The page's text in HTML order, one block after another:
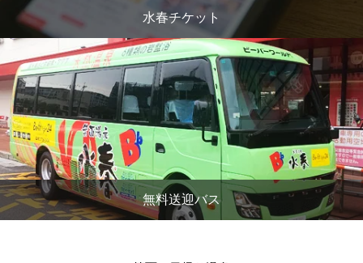
水春チケット
無料送迎バス